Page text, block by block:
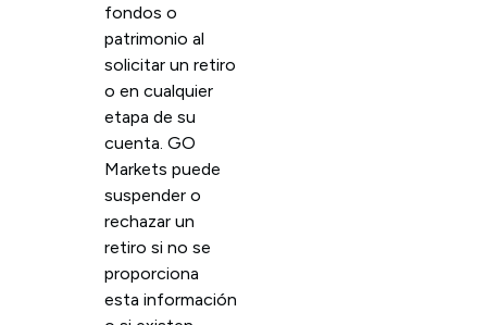
fondos o
patrimonio al
solicitar un retiro
o en cualquier
etapa de su
cuenta. GO
Markets puede
suspender o
rechazar un
retiro si no se
proporciona
esta información